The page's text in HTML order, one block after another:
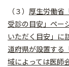
（３） 厚生労働省
受診の目安」ペー
いただく目安」に
道府県が設置する
域によっては医師